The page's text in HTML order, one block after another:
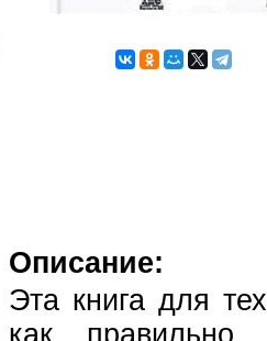
Описание:
Эта книга для
как